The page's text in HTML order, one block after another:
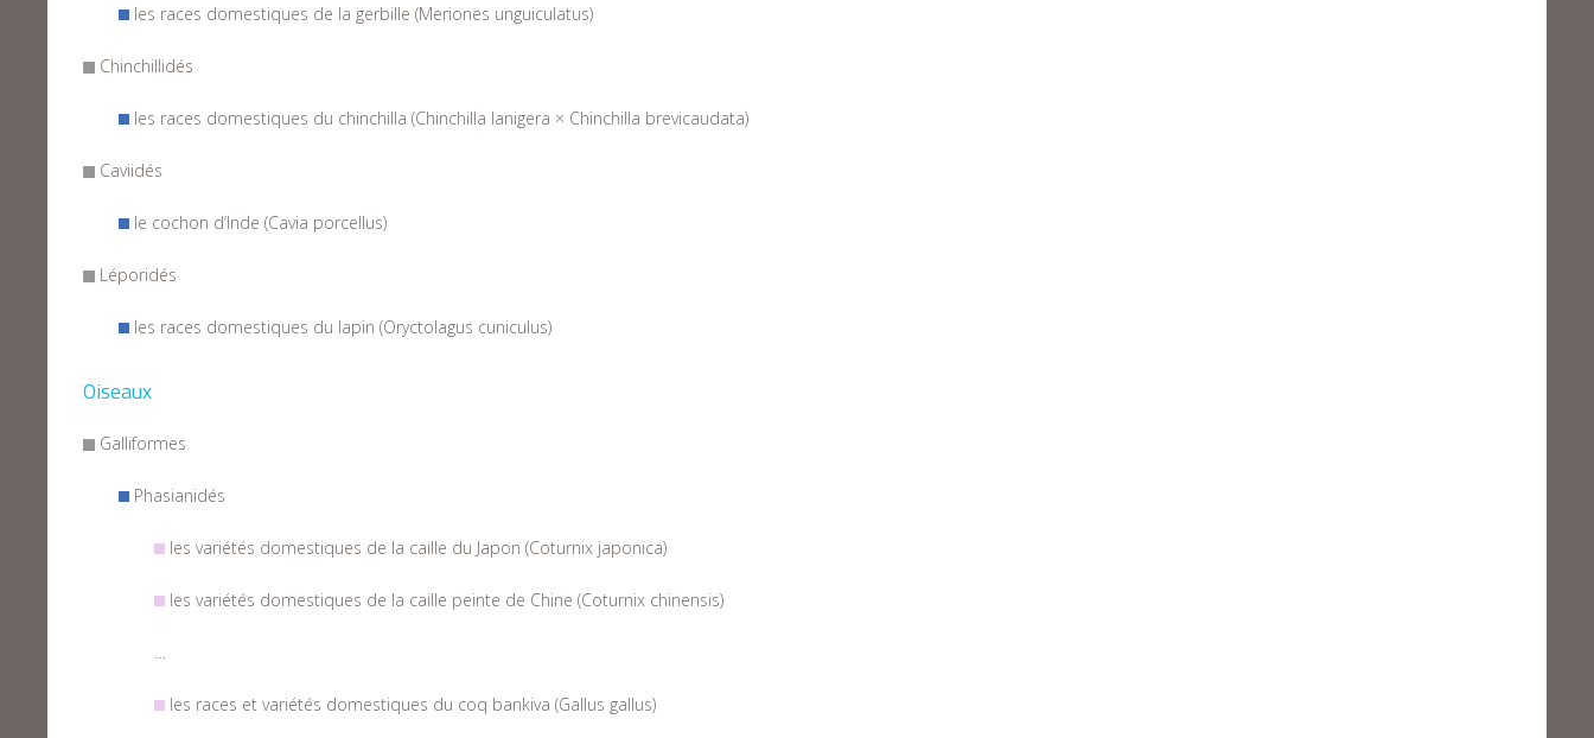
les races domestiques de la gerbille (Meriones unguiculatus)
Chinchillidés
les races domestiques du chinchilla (Chinchilla lanigera × Chinchilla brevicaudata)
Caviidés
le cochon d’Inde (Cavia porcellus)
Léporidés
les races domestiques du lapin (Oryctolagus cuniculus)
Oiseaux
Galliformes
Phasianidés
les variétés domestiques de la caille du Japon (Coturnix japonica)
les variétés domestiques de la caille peinte de Chine (Coturnix chinensis)
les races et variétés domestiques du coq bankiva (Gallus gallus)